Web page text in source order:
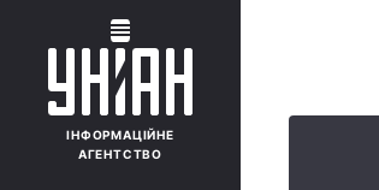
ІНФОРМАЦІЙНЕ
АГЕНТСТВО